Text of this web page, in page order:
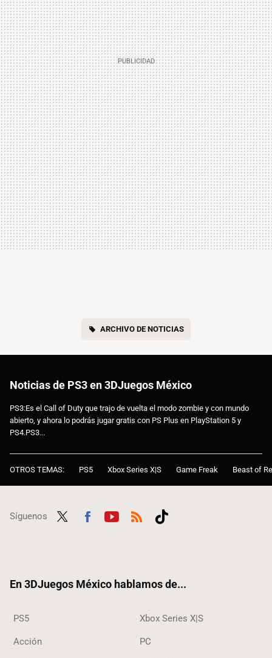
ARCHIVO DE NOTICIAS
Noticias de PS3 en 3DJuegos México
PS3:Es el Call of Duty que trajo de vuelta el modo zombie y con mundo
abierto, y ahora lo podrás jugar gratis con PS Plus en PlayStation 5 y
PS4.PS3...
OTROS TEMAS: PS5 Xbox Series X|S Game Freak Beast of
Síguenos
En 3DJuegos México hablamos de...
PS5 Xbox Series X|S
Acción PC